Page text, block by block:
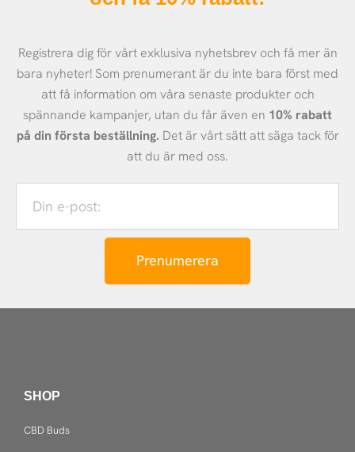
Registrera dig för vårt exklusiva nyhetsbrev och få mer än
bara nyheter! Som prenumerant är du inte bara först med
att få information om våra senaste produkter och
spännande kampanjer, utan du får även en 10% rabatt
på din första beställning. Det är vårt sätt att säga tack för
att du är med oss.
Prenumerera
SHOP
CBD Buds